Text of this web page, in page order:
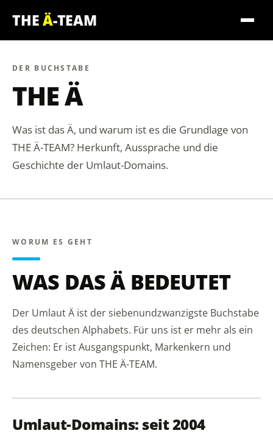
THEÄ-TEAM
DER BUCHSTABE
THE Ä
Was ist das Ä, und warum ist es die Grundlage von
THE Ä-TEAM? Herkunft, Aussprache und die
Geschichte der Umlaut-Domains.
WORUM ES GEHT
WAS DAS Ä BEDEUTET
Der Umlaut Ä ist der siebenundzwanzigste Buchstabe
des deutschen Alphabets. Für uns ist er mehr als ein
Zeichen: Er ist Ausgangspunkt, Markenkern und
Namensgeber von THE Ä-TEAM.
Umlaut-Domains: seit 2004